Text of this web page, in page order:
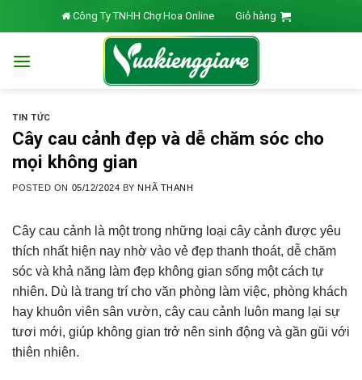
to
Công Ty TNHH Chợ Hoa Online Giỏ hàng
TIN TỨC
Cây cau cảnh đẹp và dễ chăm sóc cho
mọi không gian
POSTED ON 05/12/2024 BYNHÃ THANH
Cây cau cảnh là một trong những loại cây cảnh được yêu
thích nhất hiện nay nhờ vào vẻ đẹp thanh thoát, dễ chăm
sóc và khả năng làm đẹp không gian sống một cách tự
nhiên. Dù là trang trí cho văn phòng làm việc, phòng khách
hay khuôn viên sân vườn, cây cau cảnh luôn mang lại sự
tươi mới, giúp không gian trở nên sinh động và gần gũi với
thiên nhiên.